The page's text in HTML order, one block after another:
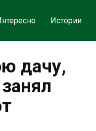
Истории
дачу,